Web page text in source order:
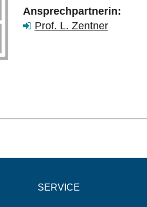
Ansprechpartnerin:
Prof. L. Zentner
SERVICE